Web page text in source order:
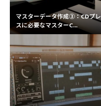
マスターデータ作成③：CDプレ
スに必要なマスターC...